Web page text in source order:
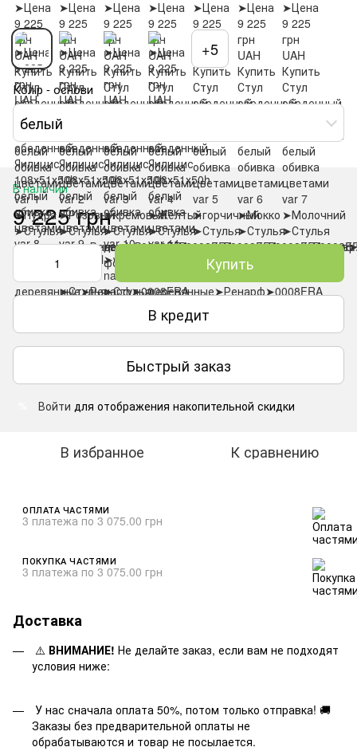
+5
Колір - основи
белый
В наличии
9 225 грн
Купить
В кредит
Быстрый заказ
Войти для отображения накопительной скидки
В избранное К сравнению
ОПЛАТА ЧАСТЯМИ
3 платежа по 3 075.00 грн
ПОКУПКА ЧАСТЯМИ
3 платежа по 3 075.00 грн
Доставка
⚠️ ВНИМАНИЕ! Не делайте заказ, если вам не подходят
условия ниже:
У нас сначала оплата 50%, потом только отправка! 🚚
Заказы без предварительной оплаты не
обрабатываются и товар не посылается.